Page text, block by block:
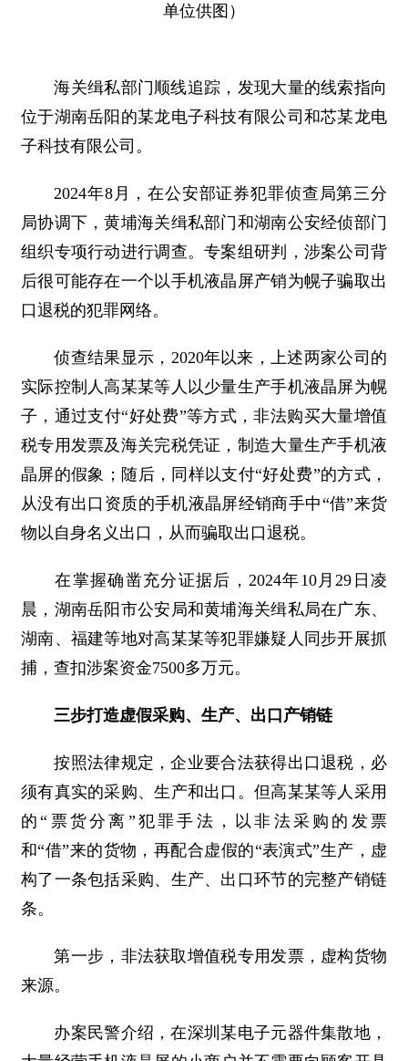
单位供图）
海关缉私部门顺线追踪，发现大量的线索指向
位于湖南岳阳的某龙电子科技有限公司和芯某龙电
子科技有限公司。
2024年8月，在公安部证券犯罪侦查局第三分
局协调下，黄埔海关缉私部门和湖南公安经侦部门
组织专项行动进行调查。专案组研判，涉案公司背
后很可能存在一个以手机液晶屏产销为幌子骗取出
口退税的犯罪网络。
侦查结果显示，2020年以来，上述两家公司的
实际控制人高某某等人以少量生产手机液晶屏为幌
子，通过支付“好处费”等方式，非法购买大量增值
税专用发票及海关完税凭证，制造大量生产手机液
晶屏的假象；随后，同样以支付“好处费”的方式，
从没有出口资质的手机液晶屏经销商手中“借”来货
物以自身名义出口，从而骗取出口退税。
在掌握确凿充分证据后，2024年10月29日凌
晨，湖南岳阳市公安局和黄埔海关缉私局在广东、
湖南、福建等地对高某某等犯罪嫌疑人同步开展抓
捕，查扣涉案资金7500多万元。
三步打造虚假采购、生产、出口产销链
按照法律规定，企业要合法获得出口退税，必
须有真实的采购、生产和出口。但高某某等人采用
的“票货分离”犯罪手法，以非法采购的发票
和“借”来的货物，再配合虚假的“表演式”生产，虚
构了一条包括采购、生产、出口环节的完整产销链
条。
第一步，非法获取增值税专用发票，虚构货物
来源。
办案民警介绍，在深圳某电子元器件集散地，